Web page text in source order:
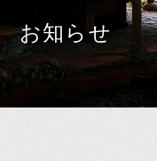
お知らせ